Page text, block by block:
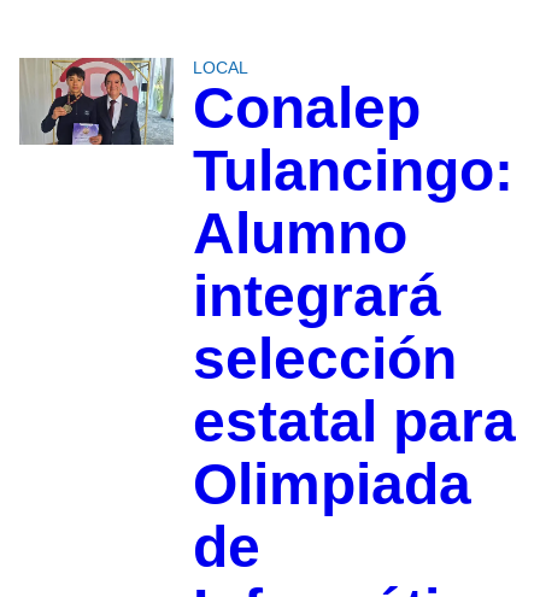
LOCAL
Conalep
Tulancingo:
Alumno
integrará
selección
estatal para
Olimpiada
de